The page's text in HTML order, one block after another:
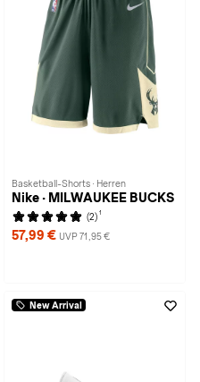
Basketball-Shorts · Herren
Nike · MILWAUKEE BUCKS
(2) 1
57,99 € UVP 71,95 €
New Arrival